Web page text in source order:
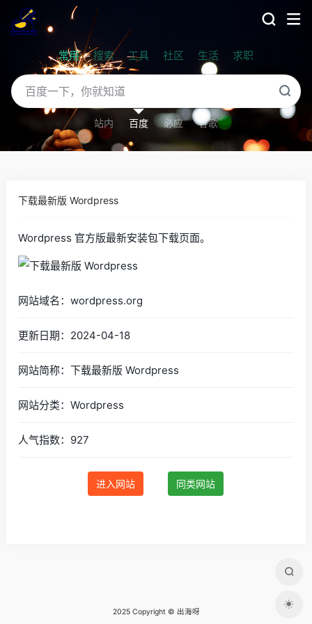
常用 搜索 工具 社区 生活 求职
站内 百度 必应 谷歌
下载最新版 Wordpress
Wordpress 官方版最新安装包下载页面。
网站域名：wordpress.org
更新日期：2024-04-18
网站简称：下载最新版 Wordpress
网站分类：Wordpress
人气指数：927
进入网站 同类网站
2025 Copyright © 出海呀